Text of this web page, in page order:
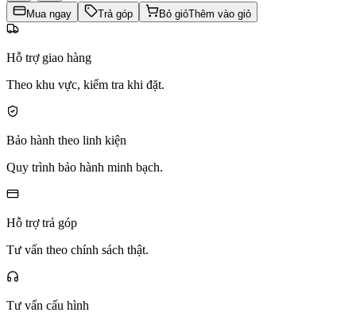
Mua ngay Trả góp Bỏ giỏThêm vào giỏ
Hỗ trợ giao hàng
Theo khu vực, kiểm tra khi đặt.
Bảo hành theo linh kiện
Quy trình bảo hành minh bạch.
Hỗ trợ trả góp
Tư vấn theo chính sách thật.
Tư vấn cấu hình